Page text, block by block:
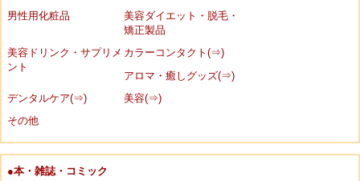
男性用化粧品
美容ダイエット・脱毛・
矯正製品
美容ドリンク・サプリメ
ント
カラーコンタクト(⇒)
アロマ・癒しグッズ(⇒)
デンタルケア(⇒)
美容(⇒)
その他
●本・雑誌・コミック